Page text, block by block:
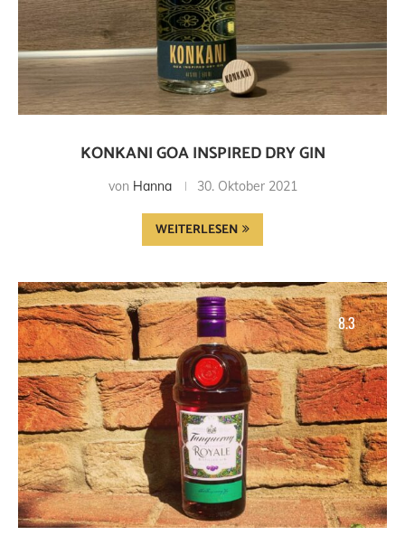
KONKANI GOA INSPIRED DRY GIN
von Hanna 30. Oktober 2021
WEITERLESEN
8.3